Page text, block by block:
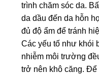
trình chăm sóc da.
da dầu đến da hỗn
đủ độ ẩm để tránh
Các yếu tố như khói
nhiễm môi trường
trở nên khô căng. Để